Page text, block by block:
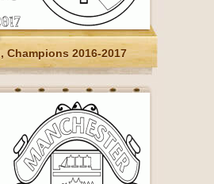
Champions 2016-2017